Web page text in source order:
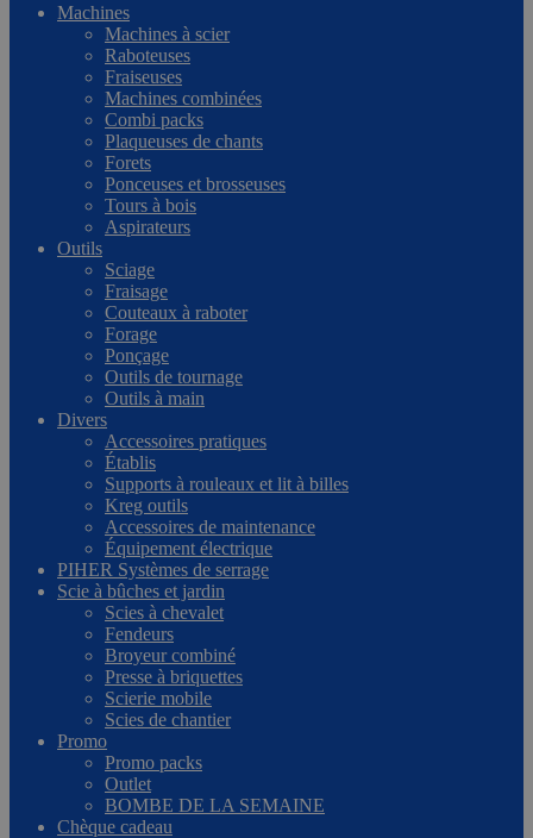
Machines
Machines à scier
Raboteuses
Fraiseuses
Machines combinées
Combi packs
Plaqueuses de chants
Forets
Ponceuses et brosseuses
Tours à bois
Aspirateurs
Outils
Sciage
Fraisage
Couteaux à raboter
Forage
Ponçage
Outils de tournage
Outils à main
Divers
Accessoires pratiques
Établis
Supports à rouleaux et lit à billes
Kreg outils
Accessoires de maintenance
Équipement électrique
PIHER Systèmes de serrage
Scie à bûches et jardin
Scies à chevalet
Fendeurs
Broyeur combiné
Presse à briquettes
Scierie mobile
Scies de chantier
Promo
Promo packs
Outlet
BOMBE DE LA SEMAINE
Chèque cadeau